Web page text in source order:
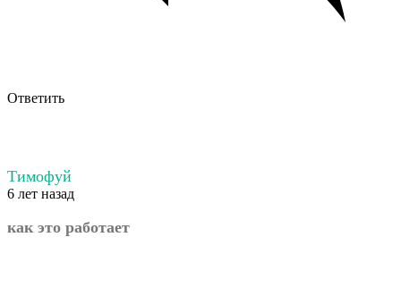
Ответить
Тимофуй
6 лет назад
как это работает